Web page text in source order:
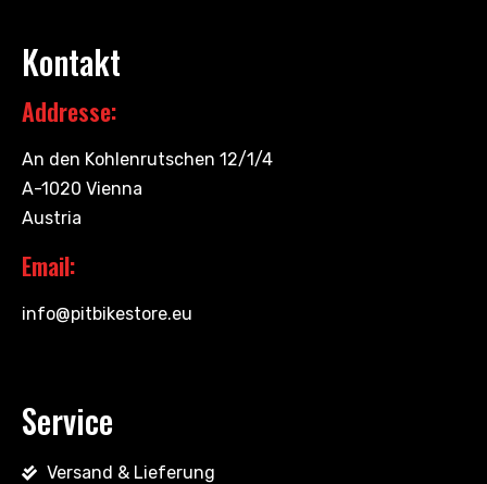
Kontakt
Addresse:
An den Kohlenrutschen 12/1/4
A-1020 Vienna
Austria
Email:
info@pitbikestore.eu
Service
Versand & Lieferung